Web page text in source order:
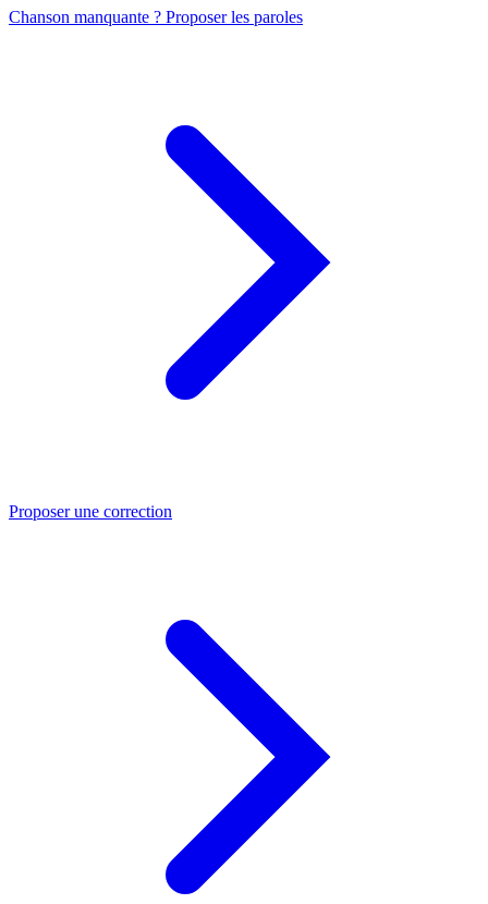
Chanson manquante ? Proposer les paroles
Proposer une correction